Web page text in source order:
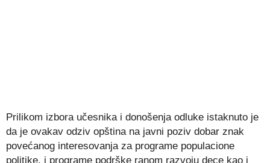
Prilikom izbora učesnika i donošenja odluke istaknuto je
da je ovakav odziv opština na javni poziv dobar znak
povećanog interesovanja za programe populacione
politike, i programe podrške ranom razvoju dece kao i